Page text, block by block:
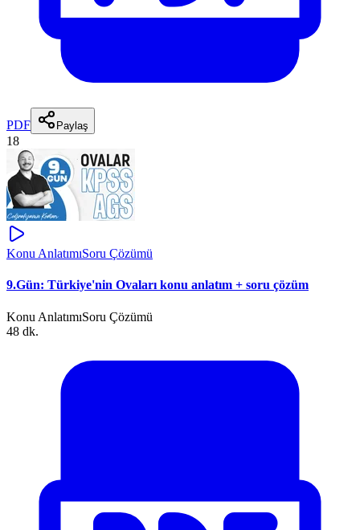
PDF Paylaş
18
Konu AnlatımıSoru Çözümü
9.Gün: Türkiye'nin Ovaları konu anlatım + soru çözüm
Konu AnlatımıSoru Çözümü
48 dk.